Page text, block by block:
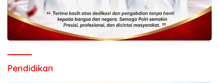
Pendidikan